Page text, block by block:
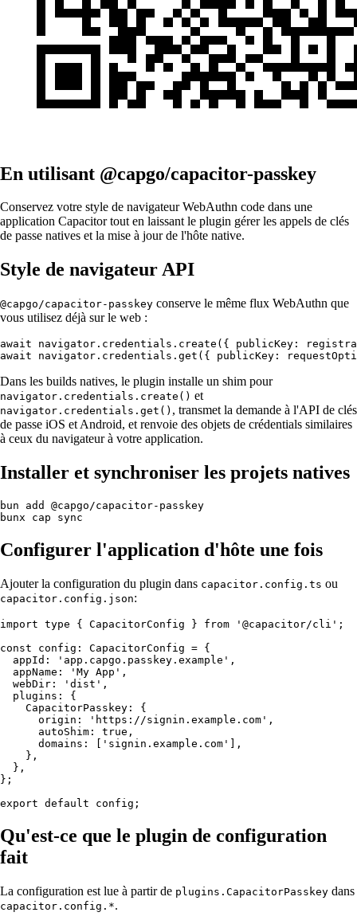
En utilisant @capgo/capacitor-passkey
Conservez votre style de navigateur WebAuthn code dans une
application Capacitor tout en laissant le plugin gérer les appels de clés
de passe natives et la mise à jour de l'hôte native.
Style de navigateur API
@capgo/capacitor-passkey conserve le même flux WebAuthn que
vous utilisez déjà sur le web :
await navigator.credentials.create({ publicKey:
Dans les builds natives, le plugin installe un shim pour
navigator.credentials.create() et
navigator.credentials.get() , transmet la demande à l'API de clés
de passe iOS et Android, et renvoie des objets de crédentials similaires
à ceux du navigateur à votre application.
Installer et synchroniser les projets natives
bun add @capgo/capacitor-passkey
Configurer l'application d'hôte une fois
Ajouter la configuration du plugin dans capacitor.config.ts ou
capacitor.config.json:
import type { CapacitorConfig } from '@capacitor/cli';
const config: CapacitorConfig = {
  appId: 'app.capgo.passkey.example',
  appName: 'My App',
  webDir: 'dist',
  plugins: {
    CapacitorPasskey: {
      origin: 'https://signin.example.com',
      autoShim: true,
      domains: ['signin.example.com'],
    },
  },
};
Qu'est-ce que le plugin de configuration
fait
La configuration est lue à partir de plugins.CapacitorPasskey dans
capacitor.config.*.